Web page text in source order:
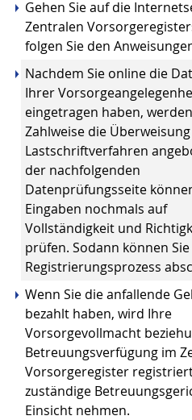
Gehen Sie auf die
Zentralen
folgen Sie den
Nachdem Sie online die
Ihrer
eingetragen haben,
Zahlweise die
Lastschriftverfahren
der nachfolgenden
Datenprüfungsseite
Eingaben nochmals auf
Vollständigkeit und
prüfen. Sodann können
Registrierungsprozess
Wenn Sie die anfallende
bezahlt haben, wird Ihre
Vorsorgevollmacht
Betreuungsverfügung im
Vorsorgeregister
zuständige
Einsicht nehmen.